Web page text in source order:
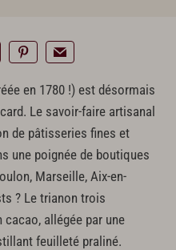
en 1780 !) est désormais
Le savoir-faire artisanal
de pâtisseries fines et
une poignée de boutiques
Marseille, Aix-en-
? Le trianon trois
allégée par une
feuilleté praliné.